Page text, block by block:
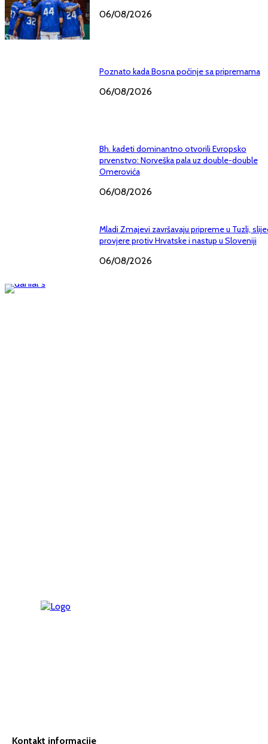
06/08/2026
Poznato kada Bosna počinje sa pripremama
06/08/2026
Bh. kadeti dominantno otvorili Evropsko
prvenstvo: Norveška pala uz double-double
Omerovića
06/08/2026
Mladi Zmajevi završavaju pripreme u Tuzli,
provjere protiv Hrvatske i nastup u Sloveniji
06/08/2026
Kontakt informacije